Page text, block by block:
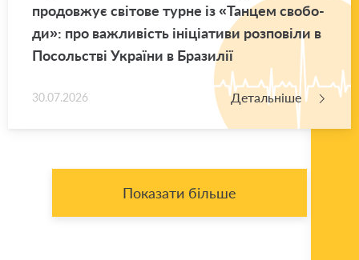
про­дов­жує сві­то­ве турне із «Тан­цем сво­бо­
ди»: про ва­жли­вість іні­ці­а­ти­ви роз­по­ві­ли в
По­соль­стві Укра­ї­ни в Бра­зи­лії
30.07.2026 Детальніше
Показати більше